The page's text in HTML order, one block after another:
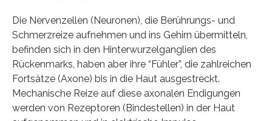
Die Nervenzellen (Neuronen), die Berührungs- und
Schmerzreize aufnehmen und ins Gehirn übermitteln,
befinden sich in den Hinterwurzelganglien des
Rückenmarks, haben aber ihre “Fühler”, die zahlreichen
Fortsätze (Axone) bis in die Haut ausgestreckt.
Mechanische Reize auf diese axonalen Endigungen
werden von Rezeptoren (Bindestellen) in der Haut